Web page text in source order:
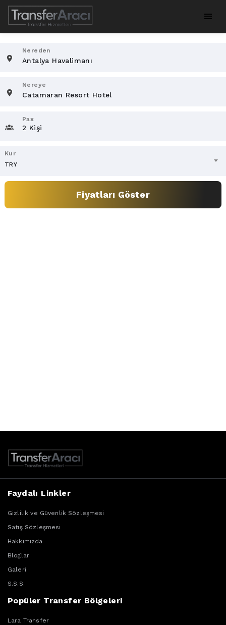
Nereden
Nereye
Pax
2 Kişi
Kur
TRY
Fiyatları Göster
Faydalı Linkler
Gizlilik ve Güvenlik Sözleşmesi
Satış Sözleşmesi
Hakkımızda
Bloglar
Galeri
S.S.S.
Popüler Transfer Bölgeleri
Lara Transfer